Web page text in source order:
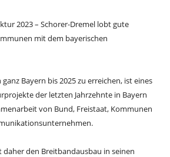
2023 – Schorer-Dremel lobt gute
mit dem bayerischen
Bayern bis 2025 zu erreichen, ist eines
der letzten Jahrzehnte in Bayern
von Bund, Freistaat, Kommunen
den Breitbandausbau in seinen